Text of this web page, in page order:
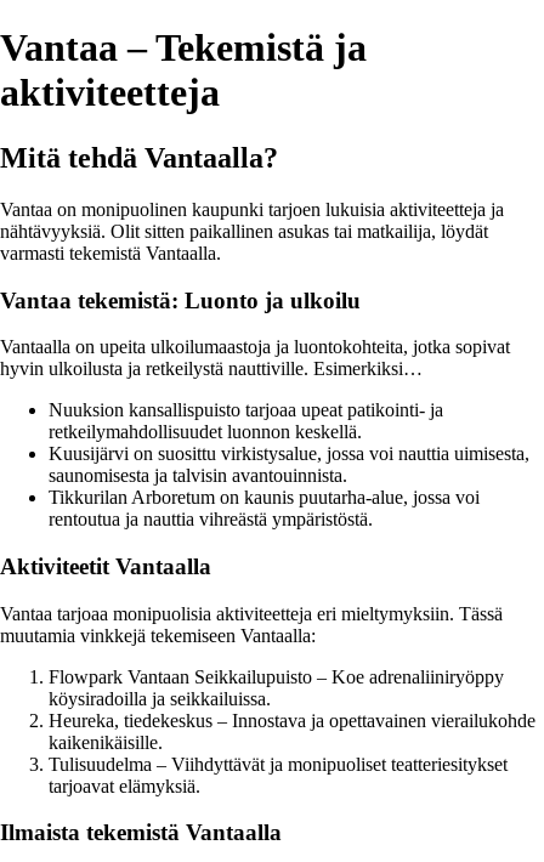
Vantaa – Tekemistä ja
aktiviteetteja
Mitä tehdä Vantaalla?
Vantaa on monipuolinen kaupunki tarjoen lukuisia aktiviteetteja ja
nähtävyyksiä. Olit sitten paikallinen asukas tai matkailija, löydät
varmasti tekemistä Vantaalla.
Vantaa tekemistä: Luonto ja ulkoilu
Vantaalla on upeita ulkoilumaastoja ja luontokohteita, jotka sopivat
hyvin ulkoilusta ja retkeilystä nauttiville. Esimerkiksi…
Nuuksion kansallispuisto tarjoaa upeat patikointi- ja
retkeilymahdollisuudet luonnon keskellä.
Kuusijärvi on suosittu virkistysalue, jossa voi nauttia uimisesta,
saunomisesta ja talvisin avantouinnista.
Tikkurilan Arboretum on kaunis puutarha-alue, jossa voi
rentoutua ja nauttia vihreästä ympäristöstä.
Aktiviteetit Vantaalla
Vantaa tarjoaa monipuolisia aktiviteetteja eri mieltymyksiin. Tässä
muutamia vinkkejä tekemiseen Vantaalla:
Flowpark Vantaan Seikkailupuisto – Koe adrenaliiniryöppy
köysiradoilla ja seikkailuissa.
Heureka, tiedekeskus – Innostava ja opettavainen vierailukohde
kaikenikäisille.
Tulisuudelma – Viihdyttävät ja monipuoliset teatteriesitykset
tarjoavat elämyksiä.
Ilmaista tekemistä Vantaalla